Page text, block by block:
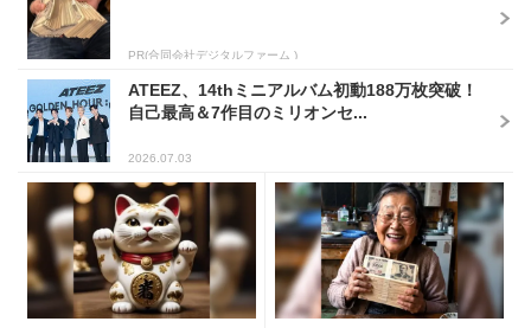
PR(合同会社デジタルファーム )
ATEEZ、14thミニアルバム初動188万枚突破！
自己最高＆7作目のミリオンセ...
2026.07.03